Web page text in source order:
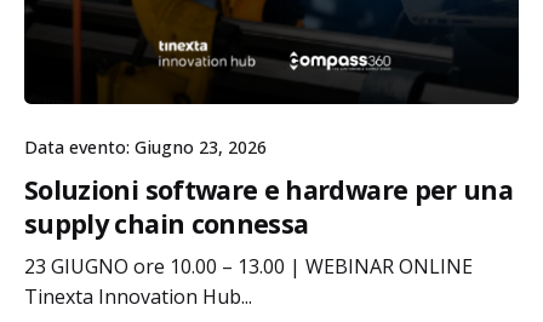
Data evento: Giugno 23, 2026
Soluzioni software e hardware per una
supply chain connessa
23 GIUGNO ore 10.00 – 13.00 | WEBINAR ONLINE
Tinexta Innovation Hub...